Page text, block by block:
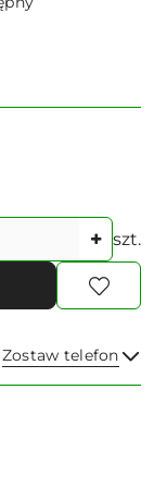
szt.
Zostaw telefon